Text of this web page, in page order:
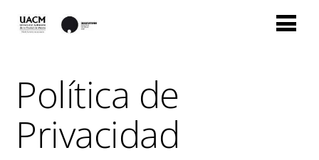
Política de
Privacidad